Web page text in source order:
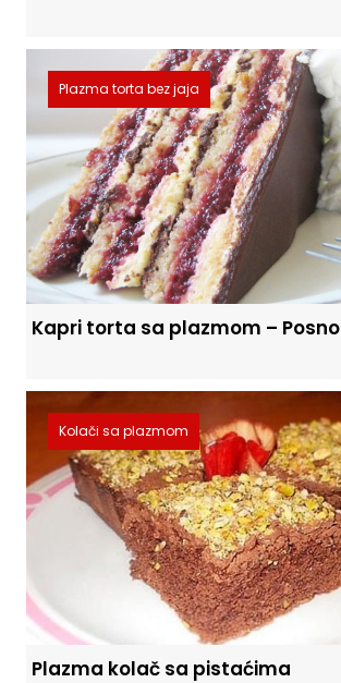
Plazma torta bez jaja
Kapri torta sa plazmom – Posno
Kolači sa plazmom
Plazma kolač sa pistaćima